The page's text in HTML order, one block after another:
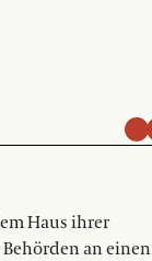
Haus ihrer
an einen